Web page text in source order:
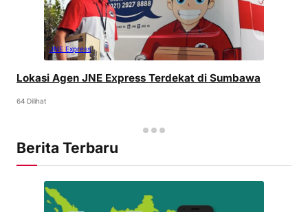
JNE Express
Lokasi Agen JNE Express Terdekat di Sumbawa
64 Dilihat
Berita Terbaru